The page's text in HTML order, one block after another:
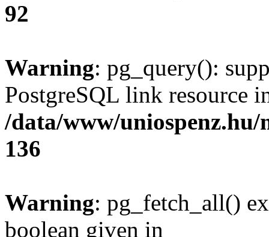
92
Warning: pg_query():
PostgreSQL link resource
/data/www/uniospenz.hu/
136
Warning: pg_fetch_all()
boolean given in